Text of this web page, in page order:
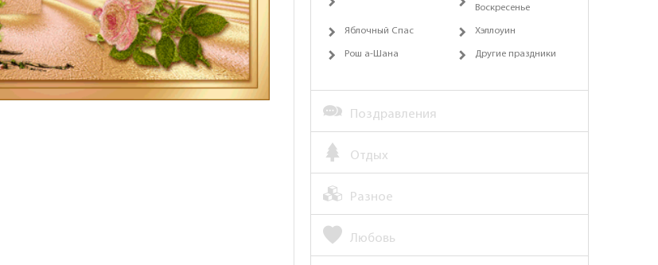
Воскресенье
Яблочный Спас Хэллоуин
Рош а-Шана Другие праздники
Поздравления
Отдых
Разное
Любовь